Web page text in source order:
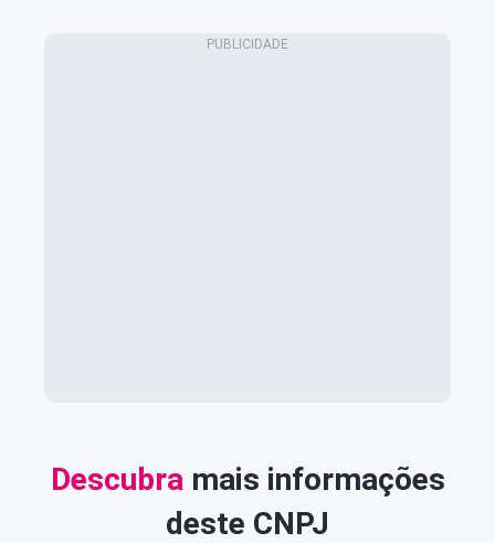
Descubra mais informações
deste CNPJ